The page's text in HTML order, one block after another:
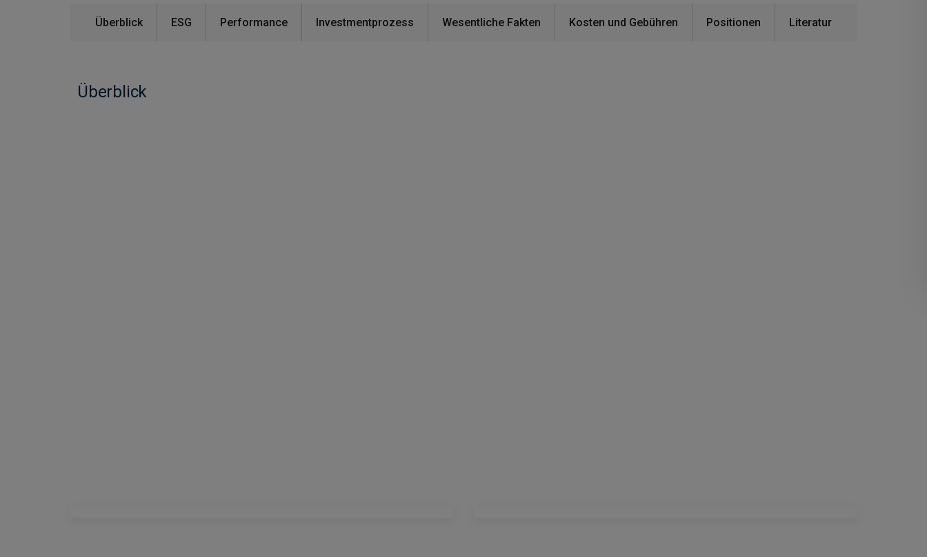
Überblick ESG Performance Investmentprozess Wesentliche Fakten Kosten und Gebühren Positionen Literatur
Überblick